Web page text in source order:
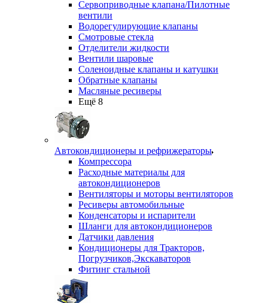
Сервоприводные клапана/Пилотные
вентили
Водорегулирующие клапаны
Смотровые стекла
Отделители жидкости
Вентили шаровые
Соленоидные клапаны и катушки
Обратные клапаны
Масляные ресиверы
Ещё 8
Автокондиционеры и рефрижераторы
Компрессора
Расходные материалы для
автокондиционеров
Вентиляторы и моторы вентиляторов
Ресиверы автомобильные
Конденсаторы и испарители
Шланги для автокондиционеров
Датчики давления
Кондиционеры для Тракторов,
Погрузчиков,Экскаваторов
Фитинг стальной